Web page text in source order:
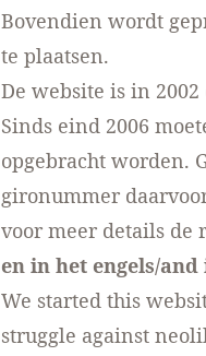
Bovendien wordt
te plaatsen.
De website is in
Sinds eind 2006
opgebracht worden.
gironummer
voor meer details de
en in het engels/
We started this
struggle against